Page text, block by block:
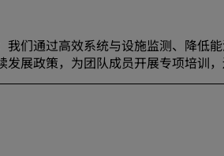
们通过高效系统与设施监测、降低
展政策，为团队成员开展专项培训